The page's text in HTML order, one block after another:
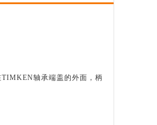
轴承端盖的外面，柄